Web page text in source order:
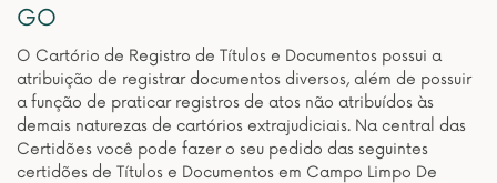
GO
O Cartório de Registro de Títulos e Documentos possui a
atribuição de registrar documentos diversos, além de possuir
a função de praticar registros de atos não atribuídos às
demais naturezas de cartórios extrajudiciais. Na central das
Certidões você pode fazer o seu pedido das seguintes
certidões de Títulos e Documentos em Campo Limpo De